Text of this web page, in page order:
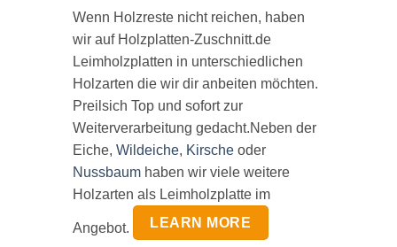
Wenn Holzreste nicht reichen, haben
wir auf Holzplatten-Zuschnitt.de
Leimholzplatten in unterschiedlichen
Holzarten die wir dir anbeiten möchten.
Preilsich Top und sofort zur
Weiterverarbeitung gedacht.Neben der
Eiche, Wildeiche, Kirscheoder
Nussbaumhaben wir viele weitere
Holzarten als Leimholzplatte im
Angebot. LEARN MORE